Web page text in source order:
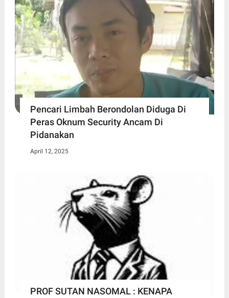
Pencari Limbah Berondolan Diduga Di
Peras Oknum Security Ancam Di
Pidanakan
April 12, 2025
PROF SUTAN NASOMAL : KENAPA